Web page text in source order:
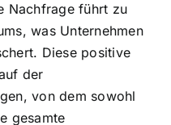
Nachfrage führt zu
was Unternehmen
Diese positive
der
von dem sowohl
gesamte